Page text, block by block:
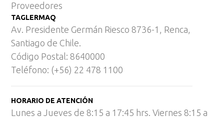
Proveedores
TAGLERMAQ
Av. Presidente Germán Riesco 8736-1, Renca,
Santiago de Chile.
Código Postal: 8640000
Teléfono: (+56) 22 478 1100
HORARIO DE ATENCIÓN
Lunes a Jueves de 8:15 a 17:45 hrs. Viernes 8:15 a